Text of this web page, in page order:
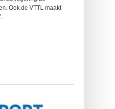
Ook de VTTL maakt